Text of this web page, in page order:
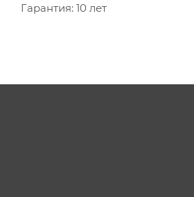
Гарантия: 10 лет